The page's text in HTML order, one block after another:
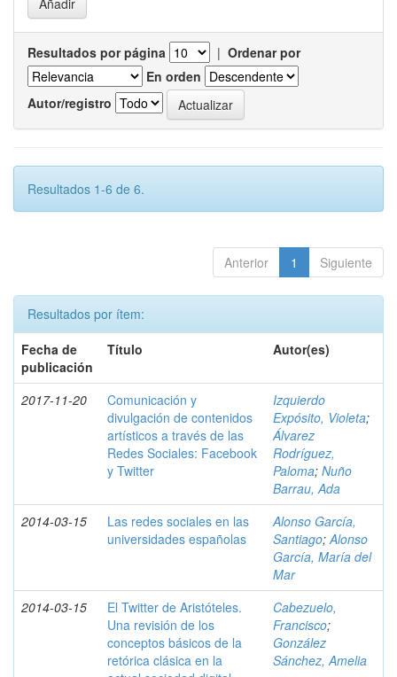
Resultados por página | Ordenar por
En orden
Autor/registro
Resultados 1-6 de 6.
Anterior 1 Siguiente
Resultados por ítem:
Fecha de
publicación
Título Autor(es)
2017-11-20
Comunicación y
divulgación de contenidos
artísticos a través de las
Redes Sociales: Facebook
y Twitter
Izquierdo
Expósito, Violeta;
Álvarez
Rodríguez,
Paloma; Nuño
Barrau, Ada
2014-03-15
Las redes sociales en las
universidades españolas
Alonso García,
Santiago;Alonso
García, María del
Mar
2014-03-15
El Twitter de Aristóteles.
Una revisión de los
conceptos básicos de la
retórica clásica en la
Cabezuelo,
Francisco;
González
Sánchez, Amelia